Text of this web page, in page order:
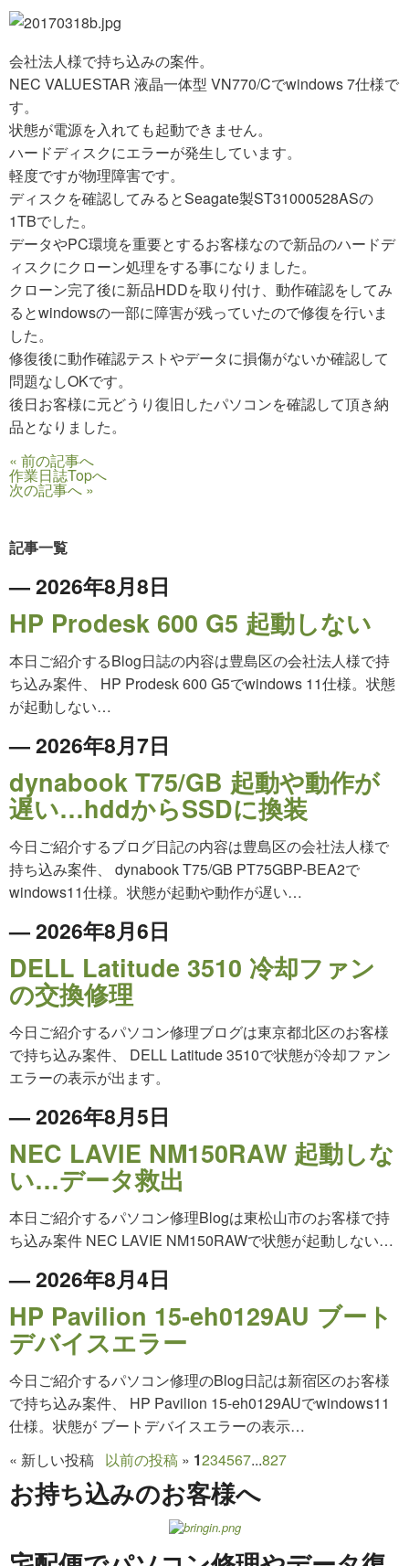
会社法人様で持ち込みの案件。
NEC VALUESTAR 液晶一体型 VN770/Cでwindows 7仕様で
す。
状態が電源を入れても起動できません。
ハードディスクにエラーが発生しています。
軽度ですが物理障害です。
ディスクを確認してみるとSeagate製ST31000528ASの
1TBでした。
データやPC環境を重要とするお客様なので新品のハードデ
ィスクにクローン処理をする事になりました。
クローン完了後に新品HDDを取り付け、動作確認をしてみ
るとwindowsの一部に障害が残っていたので修復を行いま
した。
修復後に動作確認テストやデータに損傷がないか確認して
問題なしOKです。
後日お客様に元どうり復旧したパソコンを確認して頂き納
品となりました。
« 前の記事へ
作業日誌Topへ
次の記事へ »
記事一覧
— 2026年8月8日
HP Prodesk 600 G5 起動しない
本日ご紹介するBlog日誌の内容は豊島区の会社法人様で持
ち込み案件、 HP Prodesk 600 G5でwindows 11仕様。状態
が起動しない…
— 2026年8月7日
dynabook T75/GB 起動や動作が
遅い…hddからSSDに換装
今日ご紹介するブログ日記の内容は豊島区の会社法人様で
持ち込み案件、 dynabook T75/GB PT75GBP-BEA2で
windows11仕様。状態が起動や動作が遅い…
— 2026年8月6日
DELL Latitude 3510 冷却ファン
の交換修理
今日ご紹介するパソコン修理ブログは東京都北区のお客様
で持ち込み案件、 DELL Latitude 3510で状態が冷却ファン
エラーの表示が出ます。
— 2026年8月5日
NEC LAVIE NM150RAW 起動しな
い…データ救出
本日ご紹介するパソコン修理Blogは東松山市のお客様で持
ち込み案件 NEC LAVIE NM150RAWで状態が起動しない…
— 2026年8月4日
HP Pavilion 15-eh0129AU ブート
デバイスエラー
今日ご紹介するパソコン修理のBlog日記は新宿区のお客様
で持ち込み案件、 HP Pavilion 15-eh0129AUでwindows11
仕様。状態が ブートデバイスエラーの表示…
« 新しい投稿 以前の投稿 » 1234567...827
お持ち込みのお客様へ